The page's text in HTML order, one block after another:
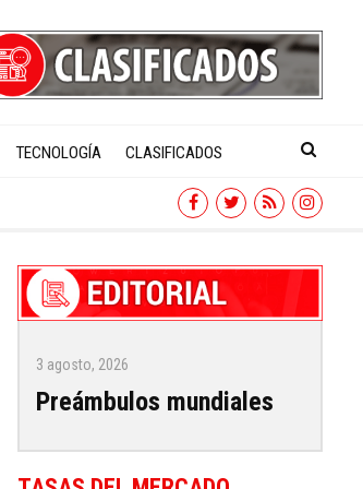
TECNOLOGÍA CLASIFICADOS
3 agosto, 2026
Preámbulos mundiales